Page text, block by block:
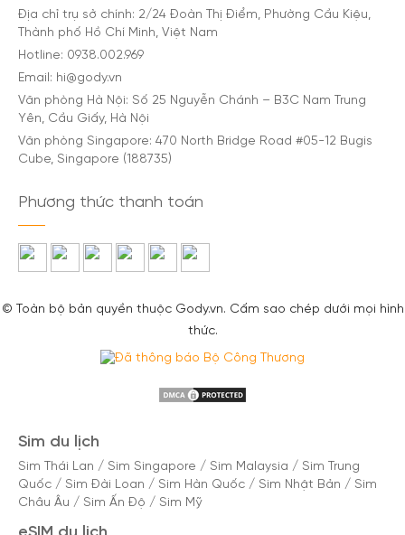
Địa chỉ trụ sở chính: 2/24 Đoàn Thị Điểm, Phường Cầu Kiệu,
Thành phố Hồ Chí Minh, Việt Nam
Hotline: 0938.002.969
Email: hi@gody.vn
Văn phòng Hà Nội: Số 25 Nguyễn Chánh – B3C Nam Trung
Yên, Cầu Giấy, Hà Nội
Văn phòng Singapore: 470 North Bridge Road #05-12 Bugis
Cube, Singapore (188735)
Phương thức thanh toán
© Toàn bộ bản quyền thuộc Gody.vn. Cấm sao chép dưới mọi hình
thức.
Sim du lịch
Sim Thái Lan / Sim Singapore / Sim Malaysia / Sim Trung
Quốc / Sim Đài Loan / Sim Hàn Quốc / Sim Nhật Bản / Sim
Châu Âu / Sim Ấn Độ / Sim Mỹ